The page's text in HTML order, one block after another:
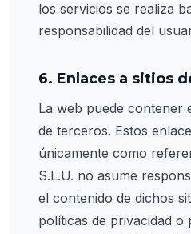
los servicios se realiza
responsabilidad del
6. Enlaces a sitios
La web puede contener
de terceros. Estos
únicamente como
S.L.U. no asume
el contenido de dichos
políticas de privacidad o